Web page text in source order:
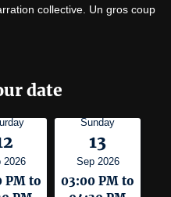
collective. Un gros coup
date
2026
PM to
Sunday
13
Sep 2026
03:00 PM to